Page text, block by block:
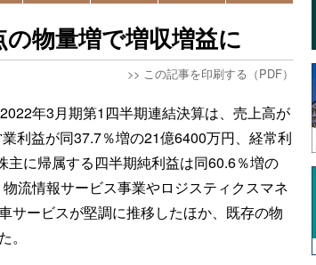
物量増で増収増益に
>> この記事を印刷する（PDF）
年3月期第1四半期連結決算は、売上高が
利益が同37.7％増の21億6400万円、経常利
に帰属する四半期純利益は同60.6％増の
流情報サービス事業やロジスティクスマネ
サービスが堅調に推移したほか、既存の物